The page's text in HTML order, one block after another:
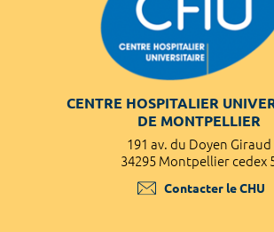
CENTRE HOSPITALIER
DE MONTPELLIER
191 av. du Doyen Giraud
34295 Montpellier cedex
Contacter le CHU